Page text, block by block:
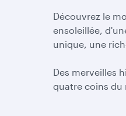
Découvrez le
ensoleillée,
unique, une
Des merveilles
quatre coins du